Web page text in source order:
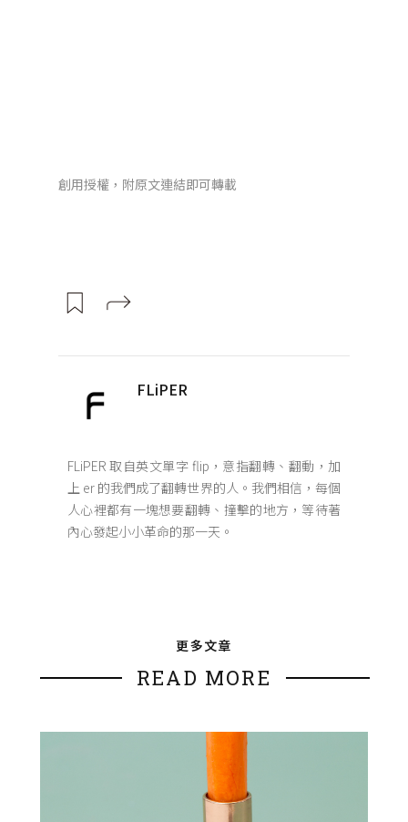
創用授權，附原文連結即可轉載
FLiPER
FLiPER 取自英文單字 flip，意指翻轉、翻動，加
上 er 的我們成了翻轉世界的人。我們相信，每個
人心裡都有一塊想要翻轉、撞擊的地方，等待著
內心發起小小革命的那一天。
更多文章
READ MORE